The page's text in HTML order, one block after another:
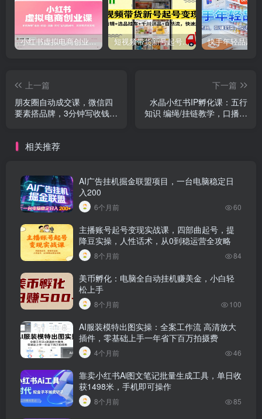
小红书虚拟电商创业课，系统拆解选品-内容-流量-变现，实现零成本变现 短视频带货新号起号变现课：引流剪辑 选品挂车 千川测品 自然流，快速起量
上一篇
朋友圈自动成交课，微信四
要素搭品牌，3分钟写收钱文
下一篇
水晶小红书IP孵化课：五行
知识 编绳/挂链教学，口播拍
相关推荐
AI广告挂机掘金联盟项目，一台电脑稳定日
入200
6个月前 60
主播账号起号变现实战课，四部曲起号，提
降豆实操，人性话术，从0到稳运营全攻略
8个月前 84
美币孵化：电脑全自动挂机赚美金，小白轻
松上手
8个月前 100
AI服装模特出图实操：全案工作流 高清放大
插件，零基础上手一年省下百万拍摄费
4个月前 46
靠卖小红书Ai图文笔记批量生成工具，单日收
获1498米，手机即可操作
8个月前 85